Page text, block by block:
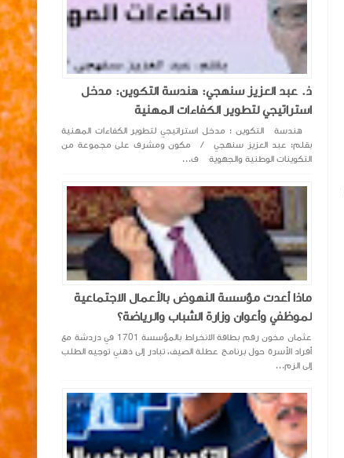
ذ. عبد العزيز سنهجي: هندسة التكوين: مدخل
استراتيجي لتطوير الكفاءات المهنية
هندسة التكوين : مدخل استراتيجي لتطوير الكفاءات المهنية
بقلم: عبد العزيز سنهجي / مكون ومشرف على مجموعة من
التكوينات الوطنية والجهوية ف...
ماذا أعدت مؤسسة النهوض بالأعمال الاجتماعية
لموظفي وأعوان وزارة الشباب والرياضة؟
عثمان مخون رقم بطاقة الانخراط بالمؤسسة 1701 في دردشة مع
أفراد الأسرة حول برنامج عطلة الصيف، تبادر إلى ذهني توجيه الطلب
إلى الزم...